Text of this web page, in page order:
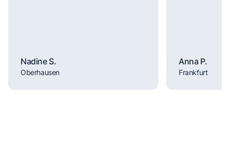
Nadine S.
Oberhausen
Anna P.
Frankfurt